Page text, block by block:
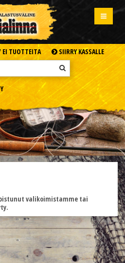
EI TUOTTEITA SIIRRY KASSALLE
valikoimistamme tai